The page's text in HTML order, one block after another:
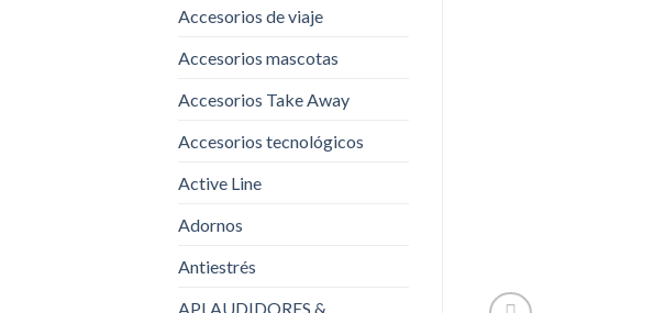
Accesorios de viaje
Accesorios mascotas
Accesorios Take Away
Accesorios tecnológicos
Active Line
Adornos
Antiestrés
APLAUDIDORES &